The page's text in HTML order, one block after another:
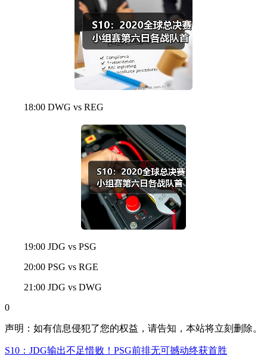
18:00 DWG vs REG
19:00 JDG vs PSG
20:00 PSG vs RGE
21:00 JDG vs DWG
0
声明：如有信息侵犯了您的权益，请告知，本站将立刻删除。
S10：JDG输出不足惜败！PSG前排无可撼动终获首胜